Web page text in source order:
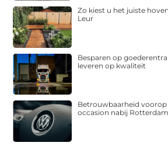
Zo kiest u het juiste
Leur
Besparen op
leveren op kwaliteit
Betrouwbaarheid voorop
occasion nabij Rotterdam